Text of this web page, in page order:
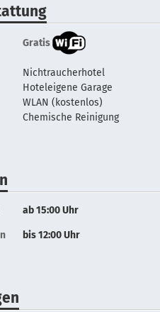
Gratis
Nichtraucherhotel
Hoteleigene Garage
WLAN (kostenlos)
Chemische Reinigung
ab 15:00 Uhr
bis 12:00 Uhr